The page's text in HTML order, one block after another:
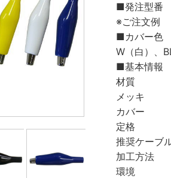
■発注
※ご注文
■カバー
W（白）、
■基本情報
材
メッ
カバ
定格
推奨ケ
加工方
環境